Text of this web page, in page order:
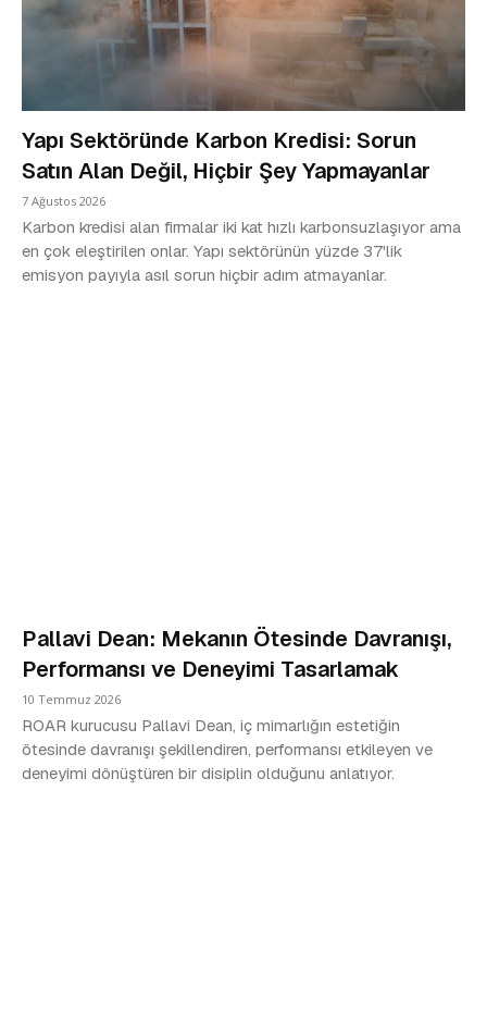
Yapı Sektöründe Karbon Kredisi: Sorun
Satın Alan Değil, Hiçbir Şey Yapmayanlar
7 Ağustos 2026
Karbon kredisi alan firmalar iki kat hızlı karbonsuzlaşıyor ama
en çok eleştirilen onlar. Yapı sektörünün yüzde 37'lik
emisyon payıyla asıl sorun hiçbir adım atmayanlar.
Pallavi Dean: Mekanın Ötesinde Davranışı,
Performansı ve Deneyimi Tasarlamak
10 Temmuz 2026
ROAR kurucusu Pallavi Dean, iç mimarlığın estetiğin
ötesinde davranışı şekillendiren, performansı etkileyen ve
deneyimi dönüştüren bir disiplin olduğunu anlatıyor.